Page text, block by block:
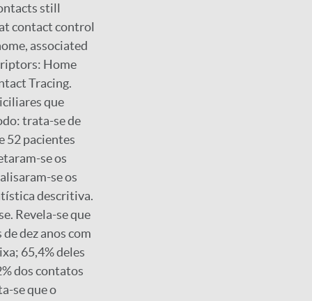
still
contact control
associated
Home
Tracing.
que
trata-se de
52 pacientes
se os
se os
descritiva.
Revela-se que
dez anos com
65,4% deles
dos contatos
se que o